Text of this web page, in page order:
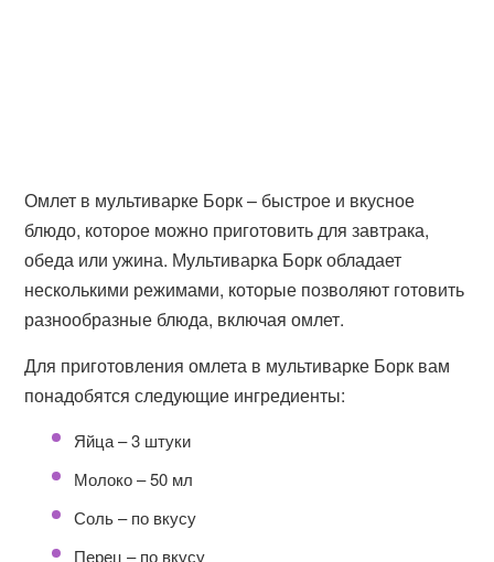
Омлет в мультиварке Борк – быстрое и вкусное
блюдо, которое можно приготовить для завтрака,
обеда или ужина. Мультиварка Борк обладает
несколькими режимами, которые позволяют готовить
разнообразные блюда, включая омлет.
Для приготовления омлета в мультиварке Борк вам
понадобятся следующие ингредиенты:
Яйца – 3 штуки
Молоко – 50 мл
Соль – по вкусу
Перец – по вкусу